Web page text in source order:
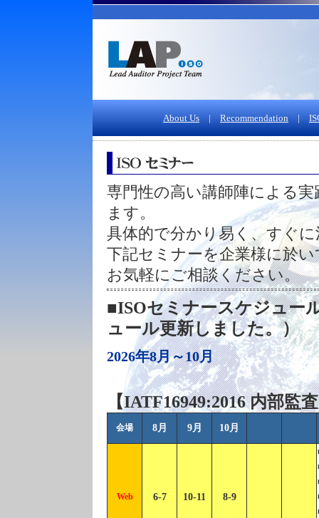
About Us | Recommendation |
専門性の高い講師陣による
ます。
具体的で分かり易く、すぐ
下記セミナーを企業様に於
お気軽にご相談ください。
■ISOセミナースケジュー
ュール更新しました。）
2026年8月～10月
【IATF16949:2016 内部
会場 8月 9月 10月
Web 6-7 10-11 8-9